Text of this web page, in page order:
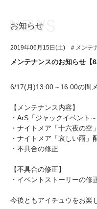
イベント・キャンペーン
ミュージック
グッズ・本
ギャラリー
アプリゲーム
イベント・キャンペーン
ミュージック
グッズ・本
お知らせ
2019年06月15日(土) ＃メンテ
メンテナンスのお知らせ【
6/17(月)13:00～16:00の間
【メンテナンス内容】
・ArS「ジャックイベント
・ナイトメア「十六夜の空
・ナイトメア「哀しい雨」
・不具合の修正
【不具合の修正】
・イベントストーリーの修
今後ともアイチュウをお楽